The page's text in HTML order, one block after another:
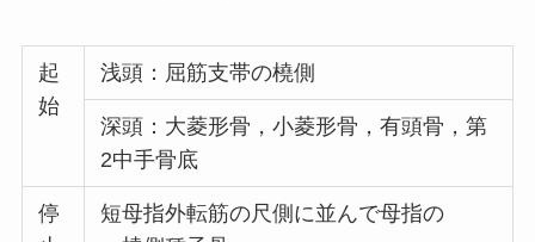
起
始
浅頭：屈筋支帯の橈側
深頭：大菱形骨，小菱形骨，有頭骨，第
2中手骨底
停
短母指外転筋の尺側に並んで母指の